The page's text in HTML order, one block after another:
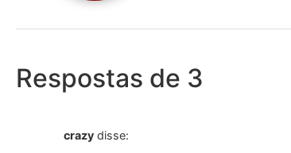
Respostas de 3
crazy disse: